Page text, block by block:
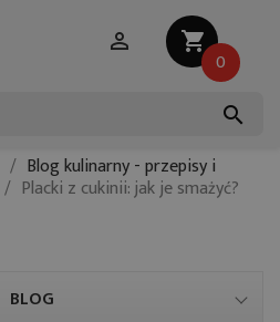
shopping_cart
0

search
Blog kulinarny - przepisy i
Placki z cukinii: jak je smażyć?
BLOG